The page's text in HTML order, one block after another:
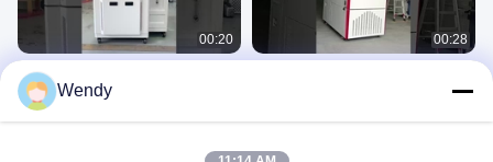
00:20
ISO 20653 IEC60529 IEC 6059 IPX3
IPX4 IPX5 IPX6과 비 테스트 챔버
Environmental 6
00:28
Wendy